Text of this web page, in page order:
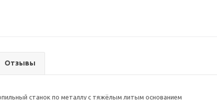
Отзывы
станок по металлу с тяжёлым литым основанием